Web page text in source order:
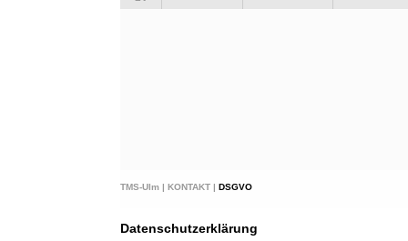
TMS-Ulm | KONTAKT | DSGVO
Datenschutzerklärung